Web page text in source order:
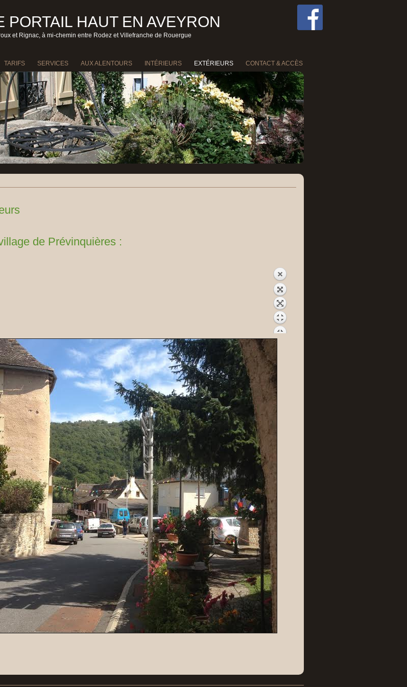
HAUT EN AVEYRON
et Rignac, à mi-chemin entre Rodez et Villefranche de Rouergue
TARIFS SERVICES AUX ALENTOURS INTÉRIEURS EXTÉRIEURS CONTACT & ACCÈS
de Prévinquières :